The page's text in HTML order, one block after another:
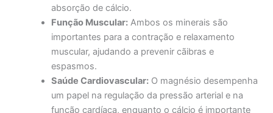
absorção de cálcio.
Função Muscular:Ambos os minerais são
importantes para a contração e relaxamento
muscular, ajudando a prevenir cãibras e
espasmos.
Saúde Cardiovascular:O magnésio desempenha
um papel na regulação da pressão arterial e na
função cardíaca, enquanto o cálcio é importante